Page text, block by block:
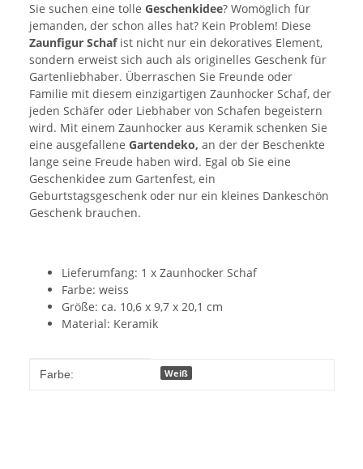
Sie suchen eine tolle Geschenkidee? Womöglich für
jemanden, der schon alles hat? Kein Problem! Diese
Zaunfigur Schaf ist nicht nur ein dekoratives Element,
sondern erweist sich auch als originelles Geschenk für
Gartenliebhaber. Überraschen Sie Freunde oder
Familie mit diesem einzigartigen Zaunhocker Schaf, der
jeden Schäfer oder Liebhaber von Schafen begeistern
wird. Mit einem Zaunhocker aus Keramik schenken Sie
eine ausgefallene Gartendeko, an der der Beschenkte
lange seine Freude haben wird. Egal ob Sie eine
Geschenkidee zum Gartenfest, ein
Geburtstagsgeschenk oder nur ein kleines Dankeschön
Geschenk brauchen.
Lieferumfang: 1 x Zaunhocker Schaf
Farbe: weiss
Größe: ca. 10,6 x 9,7 x 20,1 cm
Material: Keramik
Produkteigenschaft
Wert
Farbe: Weiß